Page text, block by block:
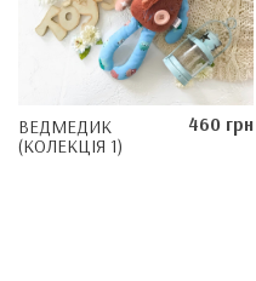
ВЕДМЕДИК
(КОЛЕКЦІЯ 1)
460 грн